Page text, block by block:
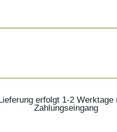
erfolgt 1-2 Werktage
Zahlungseingang